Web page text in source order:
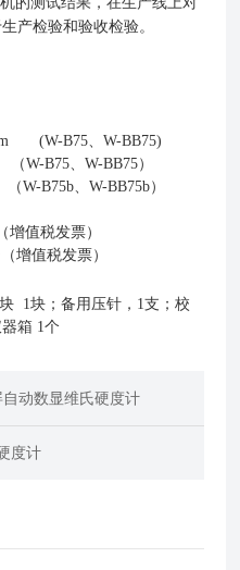
产检验和验收检验。
(W-B75、W-BB75)
W-B75、W-BB75）
W-B75b、W-BB75b）
增值税发票）
增值税发票）
1块；备用压针，1支；校
箱 1个
动数显维氏硬度计
度计